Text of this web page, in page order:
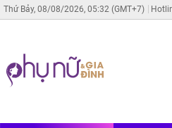
Thứ Bảy, 08/08/2026, 05:32 (GMT+7)